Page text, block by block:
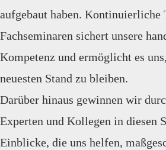
aufgebaut haben. Kontinuierliche
Fachseminaren sichert unsere
Kompetenz und ermöglicht es
neuesten Stand zu bleiben.
Darüber hinaus gewinnen wir
Experten und Kollegen in diesen
Einblicke, die uns helfen,